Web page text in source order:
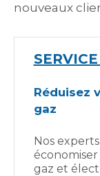
nouveaux
Réduisez
gaz
Nos
gaz et